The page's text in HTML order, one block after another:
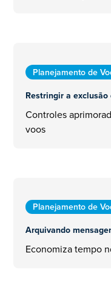
Planejamento de
Restringir a exclusão
Controles
voos
Planejamento de
Arquivando
Economiza tempo